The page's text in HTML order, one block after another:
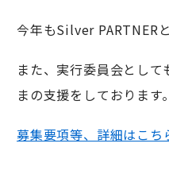
今年もSilver PARTNER
また、実行委員会とし
まの支援をしております。
募集要項等、詳細はこち